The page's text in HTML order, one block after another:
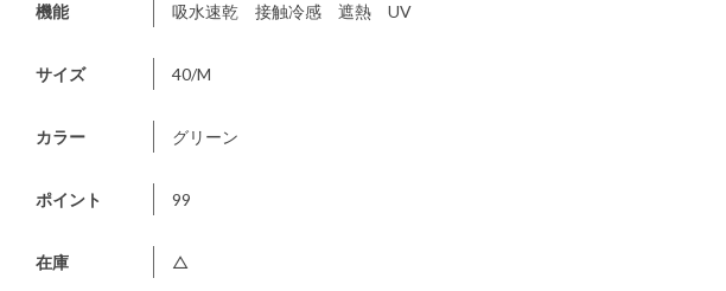
機能 吸水速乾 接触冷感 遮熱 UV
サイズ 40/M
カラー グリーン
ポイント 99
在庫 △